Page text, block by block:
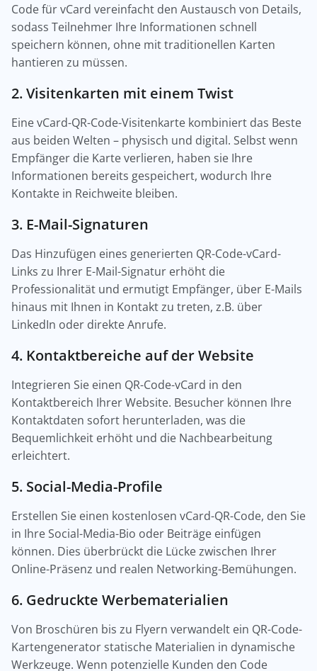
Code für vCard vereinfacht den Austausch von Details,
sodass Teilnehmer Ihre Informationen schnell
speichern können, ohne mit traditionellen Karten
hantieren zu müssen.
2. Visitenkarten mit einem Twist
Eine vCard-QR-Code-Visitenkarte kombiniert das Beste
aus beiden Welten – physisch und digital. Selbst wenn
Empfänger die Karte verlieren, haben sie Ihre
Informationen bereits gespeichert, wodurch Ihre
Kontakte in Reichweite bleiben.
3. E-Mail-Signaturen
Das Hinzufügen eines generierten QR-Code-vCard-
Links zu Ihrer E-Mail-Signatur erhöht die
Professionalität und ermutigt Empfänger, über E-Mails
hinaus mit Ihnen in Kontakt zu treten, z.B. über
LinkedIn oder direkte Anrufe.
4. Kontaktbereiche auf der Website
Integrieren Sie einen QR-Code-vCard in den
Kontaktbereich Ihrer Website. Besucher können Ihre
Kontaktdaten sofort herunterladen, was die
Bequemlichkeit erhöht und die Nachbearbeitung
erleichtert.
5. Social-Media-Profile
Erstellen Sie einen kostenlosen vCard-QR-Code, den Sie
in Ihre Social-Media-Bio oder Beiträge einfügen
können. Dies überbrückt die Lücke zwischen Ihrer
Online-Präsenz und realen Networking-Bemühungen.
6. Gedruckte Werbematerialien
Von Broschüren bis zu Flyern verwandelt ein QR-Code-
Kartengenerator statische Materialien in dynamische
Werkzeuge. Wenn potenzielle Kunden den Code